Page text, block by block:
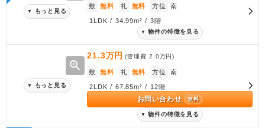
▼ もっと見る
敷 無料 礼 無料 方位 南
1LDK / 34.99m² / 3階
▼ 物件の特徴を見る
zoom_in
▼ もっと見る
21.3万円 (管理費2.0万円)
敷 無料 礼 無料 方位 南
2LDK / 67.85m² / 12階
お問い合わせ 無料
▼ 物件の特徴を見る